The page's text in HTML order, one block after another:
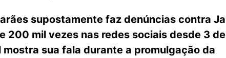
supostamente faz denúncias contra
200 mil vezes nas redes sociais desde 3
sua fala durante a promulgação da